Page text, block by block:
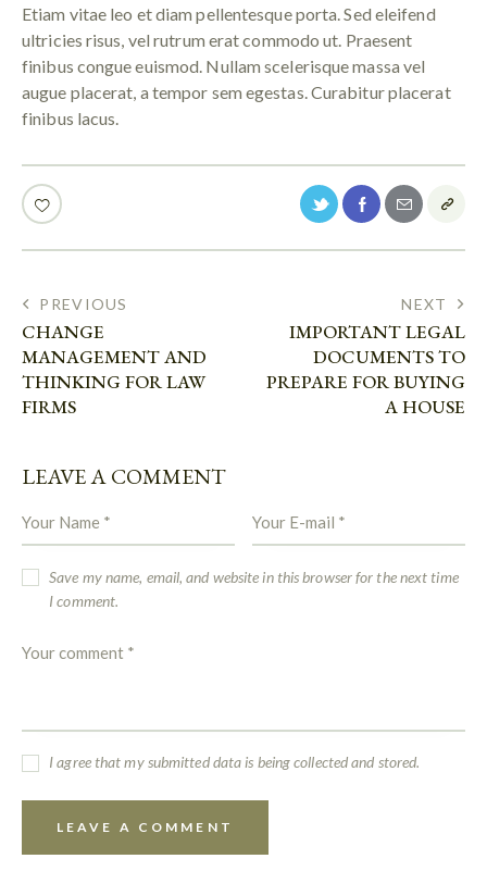
Etiam vitae leo et diam pellentesque porta. Sed eleifend
ultricies risus, vel rutrum erat commodo ut. Praesent
finibus congue euismod. Nullam scelerisque massa vel
augue placerat, a tempor sem egestas. Curabitur placerat
finibus lacus.
PREVIOUS
CHANGE
MANAGEMENT AND
THINKING FOR LAW
FIRMS
NEXT
IMPORTANT LEGAL
DOCUMENTS TO
PREPARE FOR BUYING
A HOUSE
LEAVE A COMMENT
Save my name, email, and website in this browser for the next time
I comment.
I agree that my submitted data is being collected and stored.